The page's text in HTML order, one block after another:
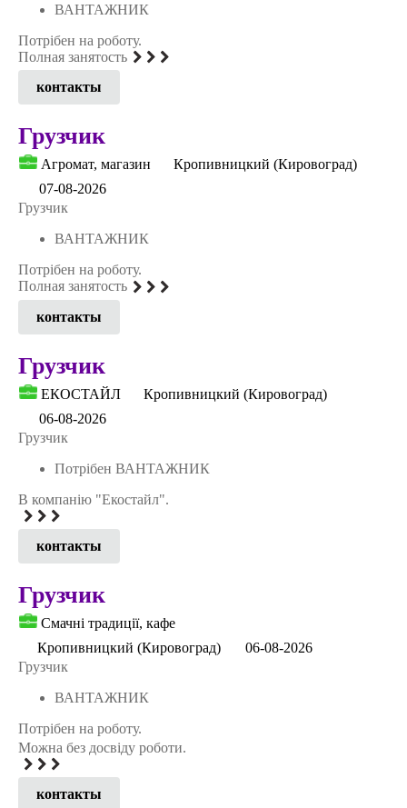
ВАНТАЖНИК
Потрібен на роботу.
Полная занятость
контакты
Грузчик
Агромат, магазин
Кропивницкий (Кировоград)
07-08-2026
Грузчик
ВАНТАЖНИК
Потрібен на роботу.
Полная занятость
контакты
Грузчик
ЕКОСТАЙЛ
Кропивницкий (Кировоград)
06-08-2026
Грузчик
Потрібен ВАНТАЖНИК
В компанію "Екостайл".
контакты
Грузчик
Смачні традиції, кафе
Кропивницкий (Кировоград)
06-08-2026
Грузчик
ВАНТАЖНИК
Потрібен на роботу.
Можна без досвіду роботи.
контакты